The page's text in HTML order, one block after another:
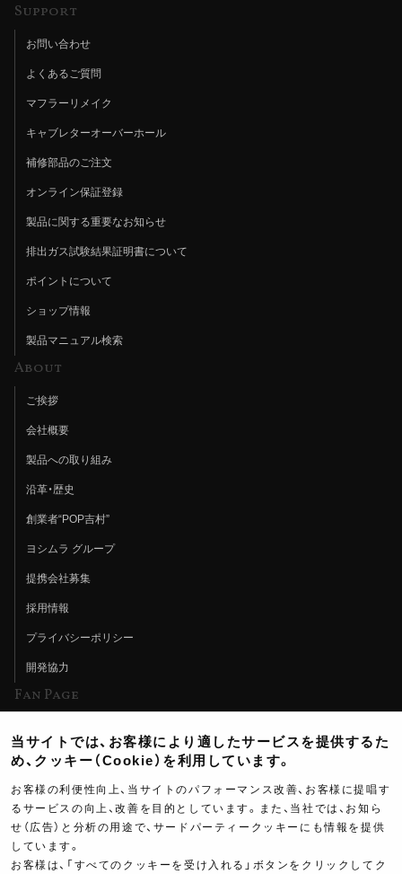
Support
お問い合わせ
よくあるご質問
マフラーリメイク
キャブレターオーバーホール
補修部品のご注文
オンライン保証登録
製品に関する重要なお知らせ
排出ガス試験結果証明書について
ポイントについて
ショップ情報
製品マニュアル検索
About
ご挨拶
会社概要
製品への取り組み
沿革・歴史
創業者“POP吉村”
ヨシムラ グループ
提携会社募集
採用情報
プライバシーポリシー
開発協力
Fan Page
ヨシムラTV
イベント情報
イベントスケジュール
ツーリングブレイクタイム
当サイトでは、お客様により適したサービスを提供するた
め、クッキー（Cookie）を利用しています。
お客様の利便性向上、当サイトのパフォーマンス改善、お客様に提唱す
るサービスの向上、改善を目的としています。また、当社では、お知ら
せ（広告）と分析の用途で、サードパーティークッキーにも情報を提供
しています。
お客様は、「すべてのクッキーを受け入れる」ボタンをクリックしてク